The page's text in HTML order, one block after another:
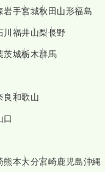
岩手宮城秋田山形福島
川福井山梨長野
茨城栃木群馬
良和歌山
口
熊本大分宮崎鹿児島沖縄